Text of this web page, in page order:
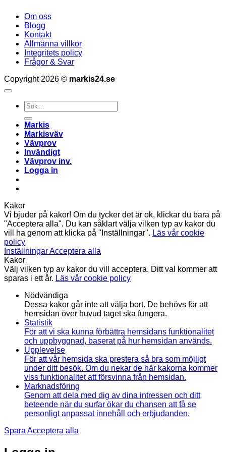
Om oss
Blogg
Kontakt
Allmänna villkor
Integritets policy
Frågor & Svar
Copyright 2026 © markis24.se
Sök
efter:
Markis
Markisväv
Vävprov
Invändigt
Vävprov inv.
Logga in
Kakor
Vi bjuder på kakor! Om du tycker det är ok, klickar du bara på
"Acceptera alla". Du kan såklart välja vilken typ av kakor du
vill ha genom att klicka på "Inställningar". Läs vår cookie
policy
InställningarAcceptera alla
Kakor
Välj vilken typ av kakor du vill acceptera. Ditt val kommer att
sparas i ett år. Läs vår cookie policy
Nödvändiga
Dessa kakor går inte att välja bort. De behövs för att
hemsidan över huvud taget ska fungera.
Statistik
För att vi ska kunna förbättra hemsidans funktionalitet
och uppbyggnad, baserat på hur hemsidan används.
Upplevelse
För att vår hemsida ska prestera så bra som möjligt
under ditt besök. Om du nekar de här kakorna kommer
viss funktionalitet att försvinna från hemsidan.
Marknadsföring
Genom att dela med dig av dina intressen och ditt
beteende när du surfar ökar du chansen att få se
personligt anpassat innehåll och erbjudanden.
Spara Acceptera alla